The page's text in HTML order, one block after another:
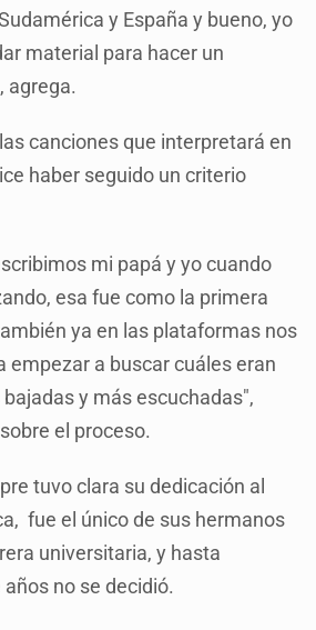
y España y bueno, yo
material para hacer un
agrega.
canciones que interpretará en
haber seguido un criterio
mi papá y yo cuando
esa fue como la primera
ya en las plataformas nos
a buscar cuáles eran
y más escuchadas",
el proceso.
tuvo clara su dedicación al
fue el único de sus hermanos
universitaria, y hasta
no se decidió.